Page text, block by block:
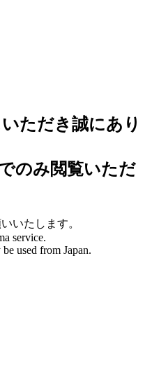
ただき誠にあり
のみ閲覧いただ
いたします。
service.
used from Japan.